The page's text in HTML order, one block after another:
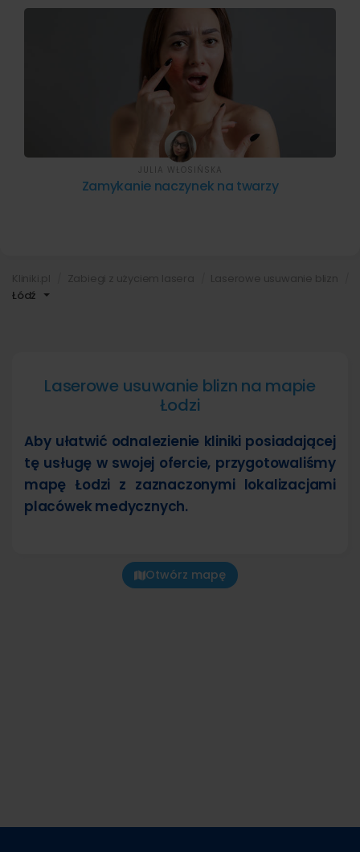
Łódź
Zamykanie naczynek na twarzy
JULIA WŁOSIŃSKA
Laserowe usuwanie blizn na mapie
Łodzi
Aby ułatwić odnalezienie kliniki posiadającej
tę usługę w swojej ofercie, przygotowaliśmy
mapę Łodzi z zaznaczonymi lokalizacjami
placówek medycznych.
Otwórz mapę